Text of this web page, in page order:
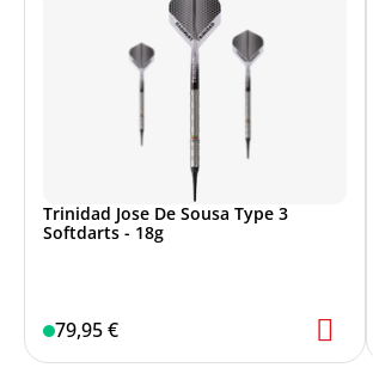
Trinidad Jose De Sousa Type 3
Softdarts - 18g
79,95 €